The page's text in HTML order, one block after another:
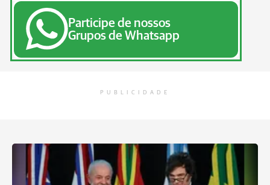
Participe de nossos
Grupos de Whatsapp
PUBLICIDADE